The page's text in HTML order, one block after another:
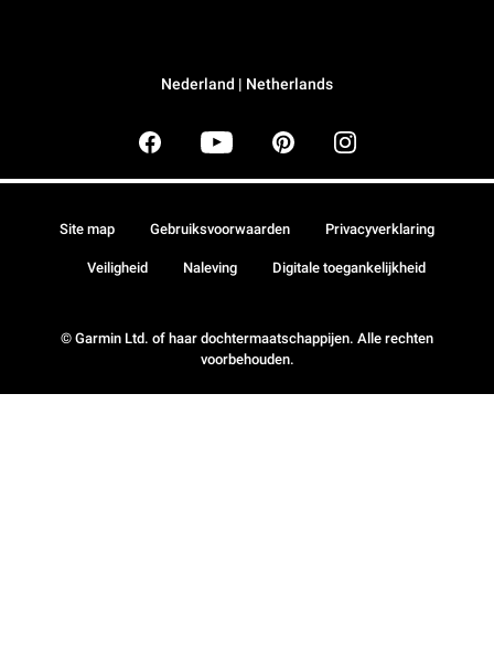
Nederland | Netherlands
© Garmin Ltd. of haar dochtermaatschappijen. Alle rechten
voorbehouden.
Site map Gebruiksvoorwaarden Privacyverklaring
Veiligheid Naleving Digitale toegankelijkheid